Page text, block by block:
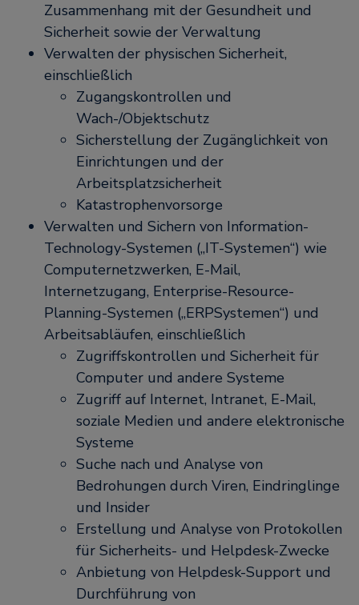
Zusammenhang mit der Gesundheit und
Sicherheit sowie der Verwaltung
Verwalten der physischen Sicherheit,
einschließlich
Zugangskontrollen und
Wach-/Objektschutz
Sicherstellung der Zugänglichkeit von
Einrichtungen und der
Arbeitsplatzsicherheit
Katastrophenvorsorge
Verwalten und Sichern von Information-
Technology-Systemen („IT-Systemen“) wie
Computernetzwerken, E-Mail,
Internetzugang, Enterprise-Resource-
Planning-Systemen („ERP­Systemen“) und
Arbeitsabläufen, einschließlich
Zugriffskontrollen und Sicherheit für
Computer und andere Systeme
Zugriff auf Internet, Intranet, E-Mail,
soziale Medien und andere elektronische
Systeme
Suche nach und Analyse von
Bedrohungen durch Viren, Eindringlinge
und Insider
Erstellung und Analyse von Protokollen
für Sicherheits- und Helpdesk-Zwecke
Anbietung von Helpdesk-Support und
Durchführung von